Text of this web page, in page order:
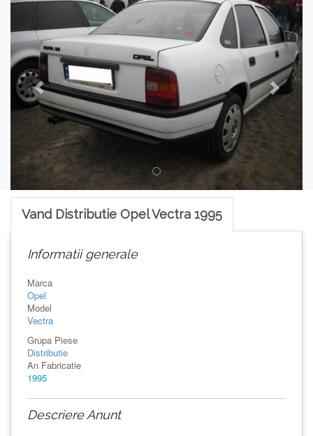
Vand Distributie Opel Vectra 1995
Informatii generale
Marca
Opel
Model
Vectra
Grupa Piese
Distributie
An Fabricatie
1995
Descriere Anunt